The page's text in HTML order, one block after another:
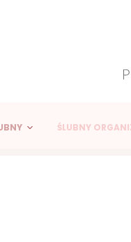
ŚLUBNY